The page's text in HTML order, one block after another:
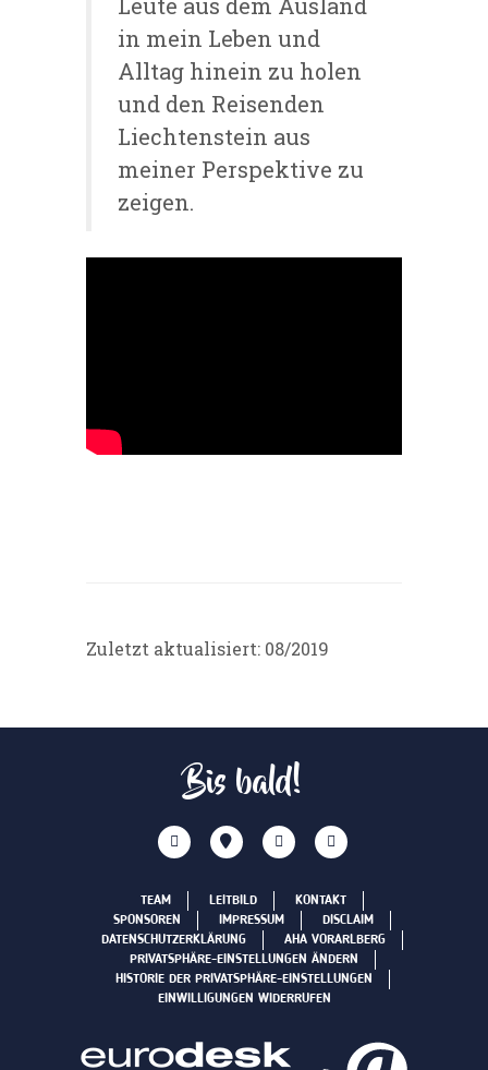
in mein Leben und
Alltag hinein zu holen
und den Reisenden
Liechtenstein aus
meiner Perspektive zu
zeigen.
Zuletzt aktualisiert: 08/2019
Bis bald!
TEAM LEITBILD
KONTAKT
SPONSOREN
IMPRESSUM
DISCLAIM
DATENSCHUTZERKLÄRUNG
AHA VORARLBERG
PRIVATSPHÄRE-EINSTELLUNGEN ÄNDERN
HISTORIE DER PRIVATSPHÄRE-EINSTELLUNGEN
EINWILLIGUNGEN WIDERRUFEN